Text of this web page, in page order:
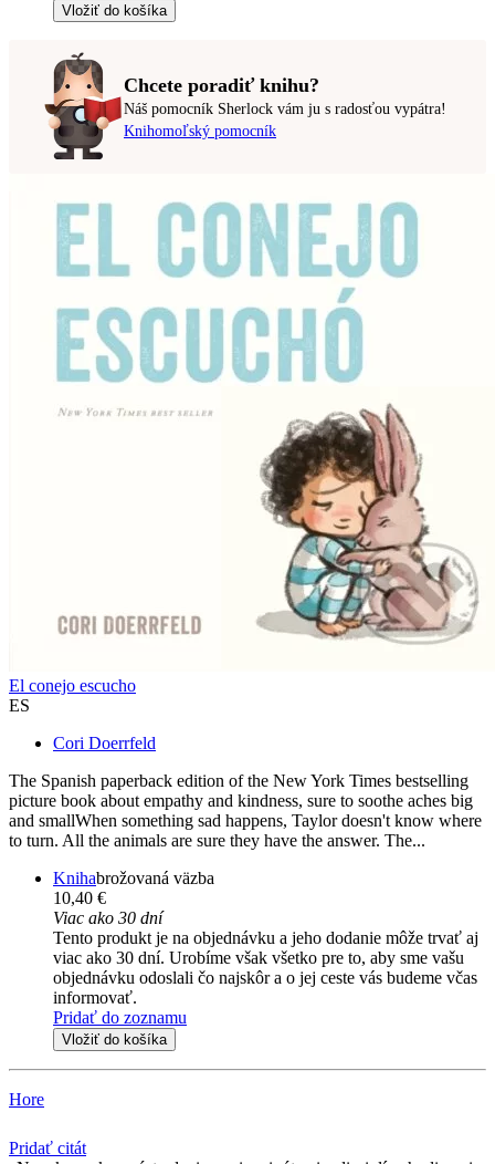
Vložiť do košíka
Chcete poradiť knihu?
Náš pomocník Sherlock vám ju s radosťou vypátra!
Knihomoľský pomocník
El conejo escucho
ES
Cori Doerrfeld
The Spanish paperback edition of the New York Times bestselling
picture book about empathy and kindness, sure to soothe aches big
and smallWhen something sad happens, Taylor doesn't know where
to turn. All the animals are sure they have the answer. The...
Knihabrožovaná väzba
10,40 €
Viac ako 30 dní
Tento produkt je na objednávku a jeho dodanie môže trvať aj
viac ako 30 dní. Urobíme však všetko pre to, aby sme vašu
objednávku odoslali čo najskôr a o jej ceste vás budeme včas
informovať.
Pridať do zoznamu
Vložiť do košíka
Hore
Pridať citát